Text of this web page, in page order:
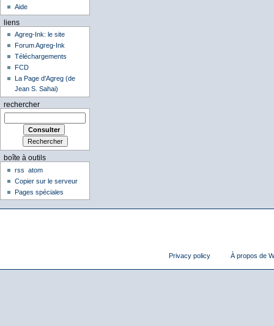
Aide
liens
Agreg-Ink: le site
Forum Agreg-Ink
Téléchargements
FCD
La Page d'Agreg (de
Jean S. Sahai)
rechercher
boîte à outils
rss
atom
Copier sur le serveur
Pages spéciales
Privacy policy À propos de